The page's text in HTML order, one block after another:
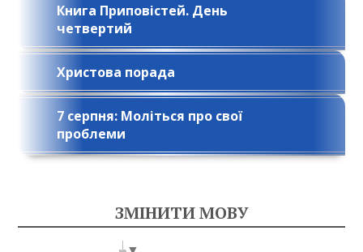
Книга Приповістей. День
четвертий
Христова порада
7 серпня: Моліться про свої
проблеми
ЗМІНИТИ МОВУ